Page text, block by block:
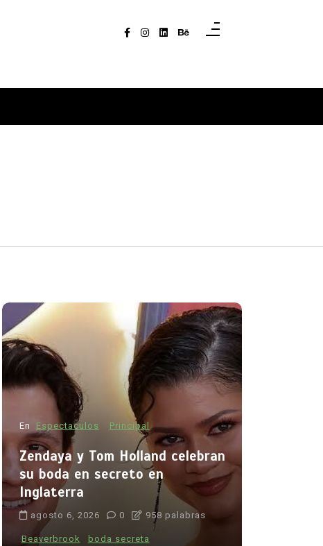
En Espectaculos Principal
Zendaya y Tom Holland celebran
su boda en secreto en
Inglaterra
agosto 6, 2026 0 958 palabras
Beaverbrook
boda secreta